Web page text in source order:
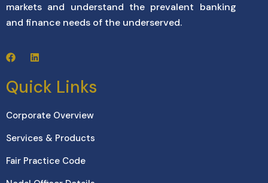
markets and understand the prevalent banking
and finance needs of the underserved.
Quick Links
Corporate Overview
Services & Products
Fair Practice Code